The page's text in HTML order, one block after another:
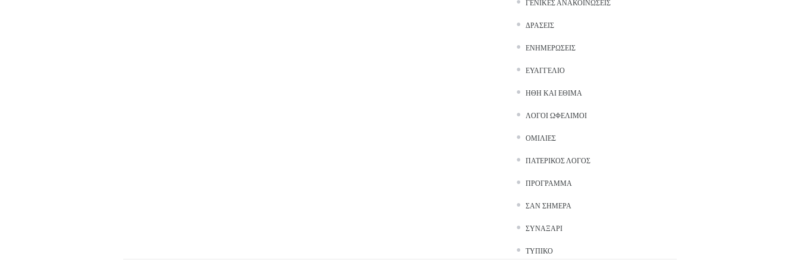
ΓΕΝΙΚΈΣ ΑΝΑΚΟΙΝΏΣΕΙΣ
ΔΡΆΣΕΙΣ
ΕΝΗΜΕΡΏΣΕΙΣ
ΕΥΑΓΓΈΛΙΟ
ΉΘΗ ΚΑΙ ΈΘΙΜΑ
ΛΌΓΟΙ ΩΦΈΛΙΜΟΙ
ΟΜΙΛΊΕΣ
ΠΑΤΕΡΙΚΌΣ ΛΌΓΟΣ
ΠΡΌΓΡΑΜΜΑ
ΣΑΝ ΣΉΜΕΡΑ
ΣΥΝΑΞΆΡΙ
ΤΥΠΙΚΌ